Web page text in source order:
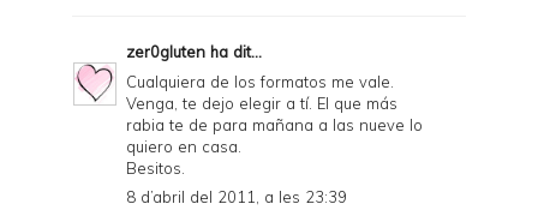
zer0gluten ha dit...
Cualquiera de los formatos me vale.
Venga, te dejo elegir a tí. El que más
rabia te de para mañana a las nueve lo
quiero en casa.
Besitos.
8 d’abril del 2011, a les 23:39